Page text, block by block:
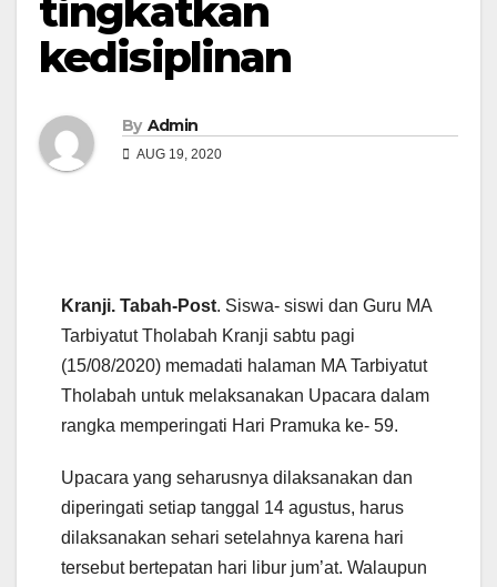
tingkatkan
kedisiplinan
By Admin
AUG 19, 2020
Kranji. Tabah-Post. Siswa- siswi dan Guru MA
Tarbiyatut Tholabah Kranji sabtu pagi
(15/08/2020) memadati halaman MA Tarbiyatut
Tholabah untuk melaksanakan Upacara dalam
rangka memperingati Hari Pramuka ke- 59.
Upacara yang seharusnya dilaksanakan dan
diperingati setiap tanggal 14 agustus, harus
dilaksanakan sehari setelahnya karena hari
tersebut bertepatan hari libur jum’at. Walaupun